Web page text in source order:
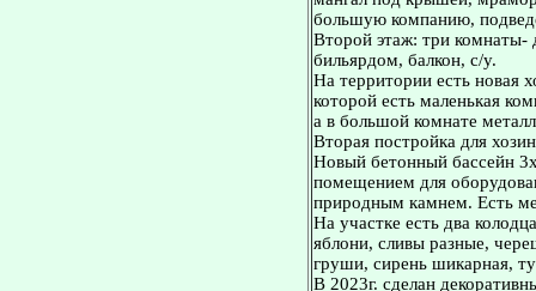
большую компанию,
Второй этаж: три комнаты-
бильярдом, балкон, с/у.
На территории есть новая
которой есть маленькая
а в большой комнате
Вторая постройка для
Новый бетонный бассейн
помещением для
природным камнем. Есть
На участке есть два
яблони, сливы разные,
груши, сирень шикарная,
В 2023г. сделан